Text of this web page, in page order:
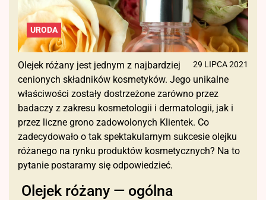
URODA
29 LIPCA 2021
Olejek różany jest jednym z najbardziej
cenionych składników kosmetyków. Jego unikalne
właściwości zostały dostrzeżone zarówno przez
badaczy z zakresu kosmetologii i dermatologii, jak i
przez liczne grono zadowolonych Klientek. Co
zadecydowało o tak spektakularnym sukcesie olejku
różanego na rynku produktów kosmetycznych? Na to
pytanie postaramy się odpowiedzieć.
Olejek różany — ogólna